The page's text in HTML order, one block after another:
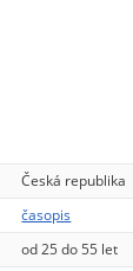
Česká republika
časopis
od 25 do 55 let